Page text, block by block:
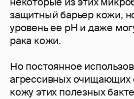
защитный барьер кожи,
уровень ее pH и даже
рака кожи.
Но постоянное
агрессивных очищающих
кожу этих полезных